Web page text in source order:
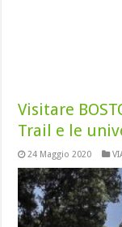
Visitare
Trail e le
24 Maggio 2020